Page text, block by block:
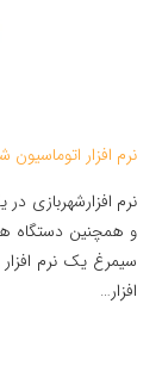
نرم افزار اتوماسیون
نرم افزارشهربازی
و همچنین دستگاه
سیمرغ یک نرم
افزار…